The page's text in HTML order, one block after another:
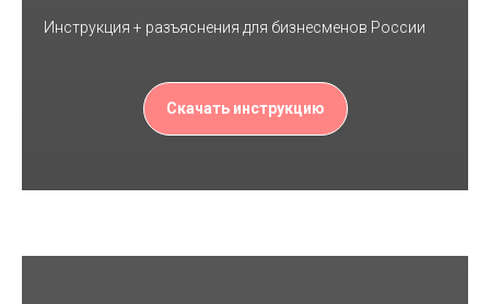
Инструкция + разъяснения для бизнесменов России
Скачать инструкцию